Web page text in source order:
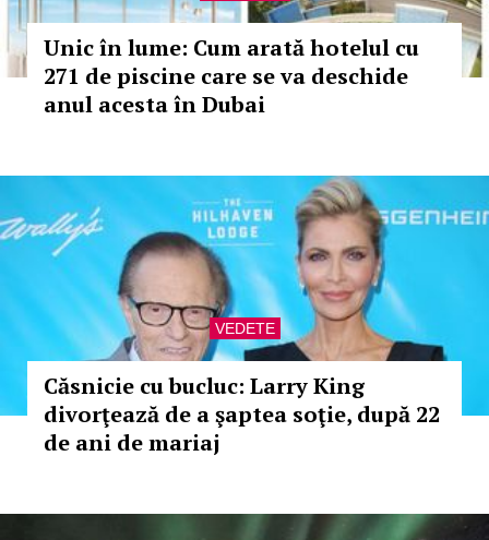
Unic în lume: Cum arată hotelul cu
271 de piscine care se va deschide
anul acesta în Dubai
VEDETE
Căsnicie cu bucluc: Larry King
divorţează de a şaptea soţie, după 22
de ani de mariaj